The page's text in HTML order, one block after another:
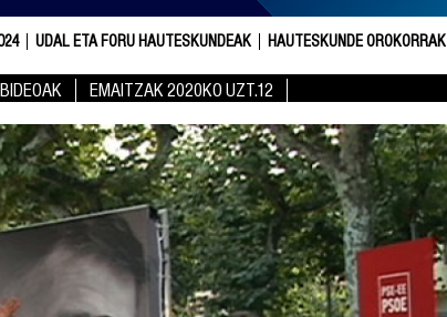
UDAL ETA FORU HAUTESKUNDEAK
HAUTESKUNDE OROKORRAK
BIDEOAK EMAITZAK 2020KO UZT.12